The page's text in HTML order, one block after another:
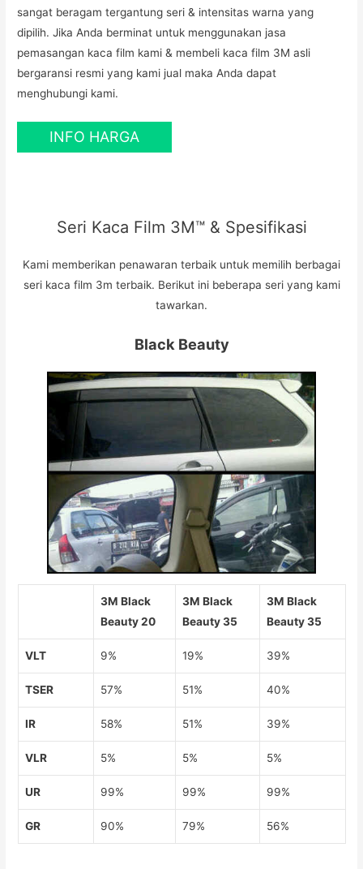
sangat beragam tergantung seri & intensitas warna yang
dipilih. Jika Anda berminat untuk menggunakan jasa
pemasangan kaca film kami & membeli kaca film 3M asli
bergaransi resmi yang kami jual maka Anda dapat
menghubungi kami.
INFO HARGA
Seri Kaca Film 3M™ & Spesifikasi
Kami memberikan penawaran terbaik untuk memilih berbagai
seri kaca film 3m terbaik. Berikut ini beberapa seri yang kami
tawarkan.
Black Beauty
3M Black
Beauty 20
3M Black
Beauty 35
3M Black
Beauty 35
VLT 9% 19% 39%
TSER 57% 51% 40%
IR 58% 51% 39%
VLR 5% 5% 5%
UR 99% 99% 99%
GR 90% 79% 56%